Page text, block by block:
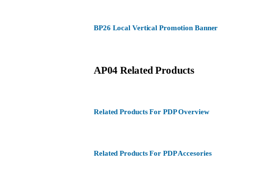
BP26 Local Vertical Promotion Banner
AP04 Related Products
Related Products For PDP Overview
Related Products For PDP Accesories